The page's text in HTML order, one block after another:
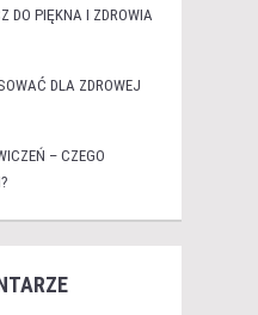
DO PIĘKNA I ZDROWIA
DLA ZDROWEJ
– CZEGO